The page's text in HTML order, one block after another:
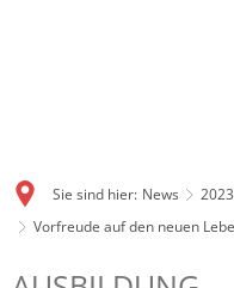
Sie sind hier: News 2023
Vorfreude auf den neuen